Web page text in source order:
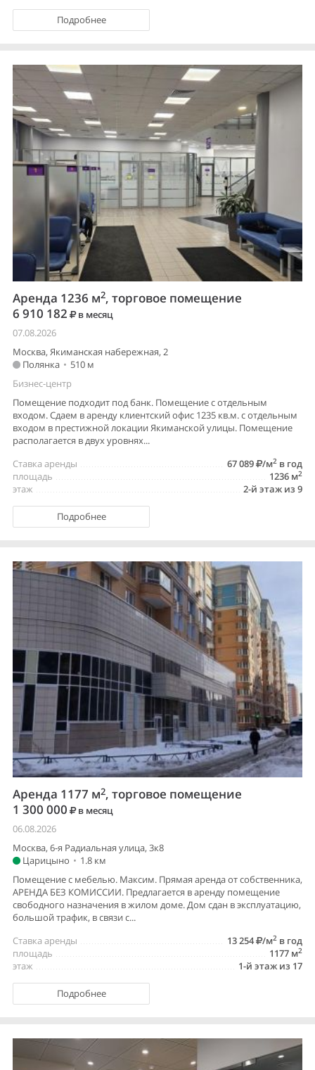
Подробнее
Аренда 1236 м2, торговое помещение
6 910 182
в месяц
07.08.2026
Москва, Якиманская набережная, 2
Полянка • 510 м
Бизнес-центр
Помещение подходит под банк. Помещение с отдельным
входом. Сдаем в аренду клиентский офис 1235 кв.м. с отдельным
входом в престижной локации Якиманской улицы. Помещение
располагается в двух уровнях...
67 089
/м2 в год
Ставка аренды
1236 м2
площадь
2-й этаж из 9
этаж
Подробнее
Аренда 1177 м2, торговое помещение
1 300 000
в месяц
06.08.2026
Москва, 6-я Радиальная улица, 3к8
Царицыно • 1.8 км
Помещение с мебелью. Максим. Прямая аренда от собственника,
АРЕНДА БЕЗ КОМИССИИ. Предлагается в аренду помещение
свободного назначения в жилом доме. Дом сдан в эксплуатацию,
большой трафик, в связи с...
13 254
/м2 в год
Ставка аренды
1177 м2
площадь
1-й этаж из 17
этаж
Подробнее